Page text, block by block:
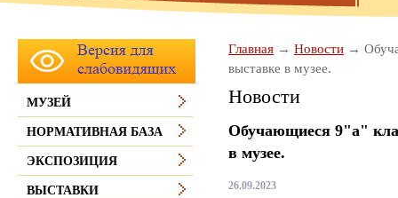
Главная Новости
выставке в музее.
Новости
Обучающиеся 9"а"
в музее.
26.09.2023
МУЗЕЙ
НОРМАТИВНАЯ БАЗА
ЭКСПОЗИЦИЯ
ВЫСТАВКИ